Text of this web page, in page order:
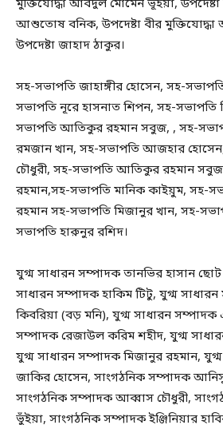
মুক্তিযোদ্ধা আবদুল মোমেন ভূঁইয়া,
আশুতোষ বনিক, উপদেষ্টা বীর
উপদেষ্টা জাহাদ ঠাকুর।
সহ-সভাপতি জাহাঙ্গীর হোসেন, সহ-
সভাপতি নূরে হাসনাত শিপন, সহ-সভাপতি
সভাপতি আতিকুর রহমান সবুজ, , সহ-
রমজান খান, সহ-সভাপতি আজহার
চৌধুরী, সহ-সভাপতি আতিকুর রহমান
রহমান,সহ-সভাপতি মানিক কাইয়ুম, সহ-
রহমান সহ-সভাপতি মিজানুর খান, সহ-
সভাপতি হারুনুর রশিদ।
যুগ্ম সাধারন সম্পাদক তানভির হাসান
সাধারন সম্পাদক হাকিম টিটু, যুগ্ম
কিবরিয়া (বড় মনি), যুগ্ম সাধারন সম্পাদক
সম্পাদক রেজাউল করিম শহীদ, যুগ্ম
যুগ্ম সাধারন সম্পাদক মিজানুর রহমান,
জাকির হোসেন, সাংগঠনিক সম্পাদক
সাংগঠনিক সম্পাদক আব্বাস চৌধুরী,
ভুঁইয়া, সাংগঠনিক সম্পাদক ইঞ্জিনিয়ার